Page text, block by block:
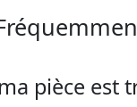
pièce est